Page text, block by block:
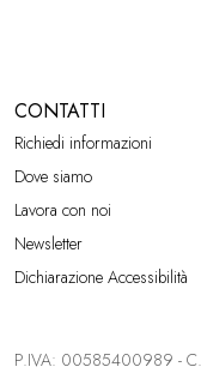
CONTATTI
Richiedi informazioni
Dove siamo
Lavora con noi
Newsletter
Dichiarazione Accessibilità
P.IVA: 00585400989 -